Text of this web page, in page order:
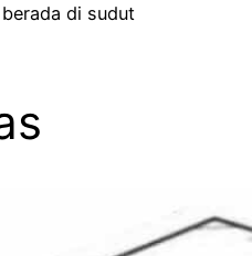
di sudut